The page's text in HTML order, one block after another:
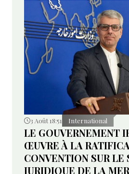
3 Août 18:51 International
LE GOUVERNEMENT
ŒUVRE À LA
CONVENTION SUR LE
JURIDIQUE DE LA